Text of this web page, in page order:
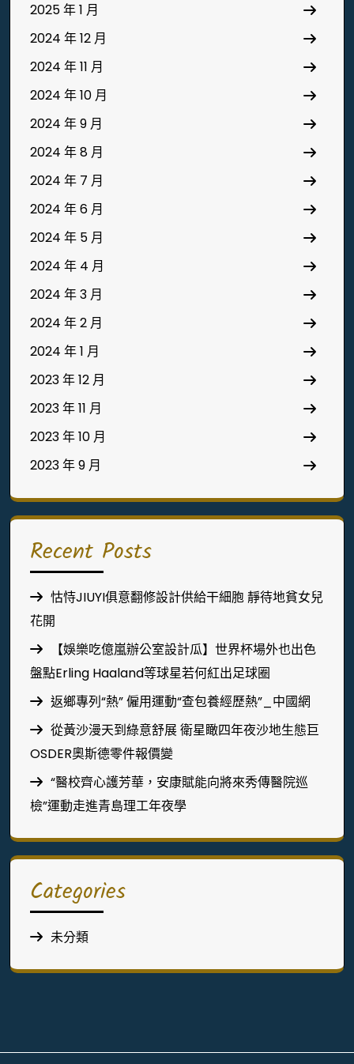
2025 年 1 月
2024 年 12 月
2024 年 11 月
2024 年 10 月
2024 年 9 月
2024 年 8 月
2024 年 7 月
2024 年 6 月
2024 年 5 月
2024 年 4 月
2024 年 3 月
2024 年 2 月
2024 年 1 月
2023 年 12 月
2023 年 11 月
2023 年 10 月
2023 年 9 月
Recent Posts
怙恃JIUYI俱意翻修設計供給干細胞 靜待地貧女兒
花開
【娛樂吃億嵐辦公室設計瓜】世界杯場外也出色
盤點Erling Haaland等球星若何紅出足球圈
返鄉專列“熱” 僱用運動“查包養經歷熱”_中國網
從黃沙漫天到綠意舒展 衛星瞰四年夜沙地生態巨
OSDER奧斯德零件報價變
“醫校齊心護芳華，安康賦能向將來秀傳醫院巡
檢”運動走進青島理工年夜學
Categories
未分類